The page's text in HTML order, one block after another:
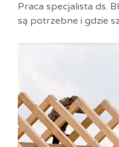
Praca specjalista ds.
są potrzebne i gdzie